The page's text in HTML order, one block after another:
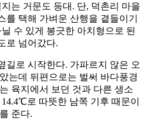
는 거문도 등대. 단, 덕촌리 마을
를 택해 가벼운 산행을 곁들이기
수 있게 봉긋한 아치형으로 된
로 넘어갔다.
길로 시작한다. 가파르지 않은 오
는데 뒤편으로는 벌써 바다풍경
육지에서 보던 것과 다른 생소
로 따뜻한 남쪽 기후 때문이
준다.